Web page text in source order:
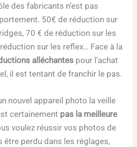
des fabricants n’est pas
50€ de réduction sur
70 € de réduction sur les
sur les reflex… Face à la
alléchantes pour l’achat
il est tentant de franchir le pas.
nouvel appareil photo la veille
certainement pas la meilleure
voulez réussir vos photos de
être perdu dans les réglages,